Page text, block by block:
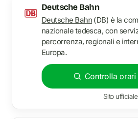
Deutsche Bahn
Deutsche Bahn(DB) è la
nazionale tedesca, con
percorrenza, regionali e
Europa.
Controlla
Sito ufficiale